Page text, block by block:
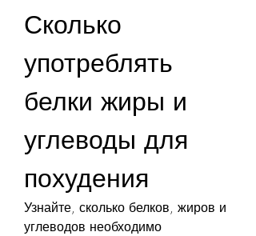
Сколько
употреблять
белки жиры и
углеводы для
похудения
Узнайте, сколько белков, жиров и
углеводов необходимо